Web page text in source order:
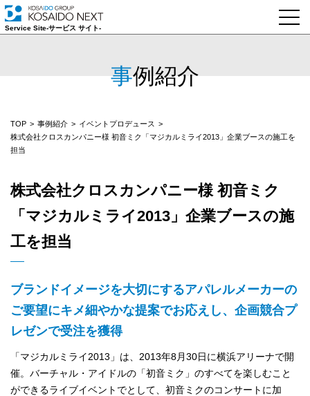
Service Site‐サービス サイト‐
事例紹介
TOP 事例紹介
イベントプロデュース
株式会社クロスカンパニー様 初音ミク「マジカルミライ2013」企業ブースの施工を
担当
株式会社クロスカンパニー様 初音ミク
「マジカルミライ2013」企業ブースの施
工を担当
ブランドイメージを大切にするアパレルメーカーの
ご要望にキメ細やかな提案でお応えし、企画競合プ
レゼンで受注を獲得
「マジカルミライ2013」は、2013年8月30日に横浜アリーナで開
催。バーチャル・アイドルの「初音ミク」のすべてを楽しむこと
ができるライブイベントでとして、初音ミクのコンサートに加